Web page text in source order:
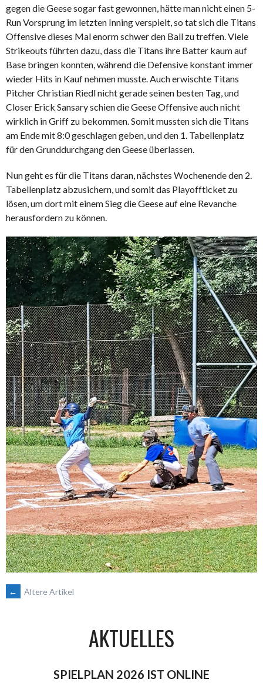
gegen die Geese sogar fast gewonnen, hätte man nicht einen 5-
Run Vorsprung im letzten Inning verspielt, so tat sich die Titans
Offensive dieses Mal enorm schwer den Ball zu treffen. Viele
Strikeouts führten dazu, dass die Titans ihre Batter kaum auf
Base bringen konnten, während die Defensive konstant immer
wieder Hits in Kauf nehmen musste. Auch erwischte Titans
Pitcher Christian Riedl nicht gerade seinen besten Tag, und
Closer Erick Sansary schien die Geese Offensive auch nicht
wirklich in Griff zu bekommen. Somit mussten sich die Titans
am Ende mit 8:0 geschlagen geben, und den 1. Tabellenplatz
für den Grunddurchgang den Geese überlassen.
Nun geht es für die Titans daran, nächstes Wochenende den 2.
Tabellenplatz abzusichern, und somit das Playoffticket zu
lösen, um dort mit einem Sieg die Geese auf eine Revanche
herausfordern zu können.
BEITRAGSNAVIGATION
← Ältere Artikel
AKTUELLES
SPIELPLAN 2026 IST ONLINE